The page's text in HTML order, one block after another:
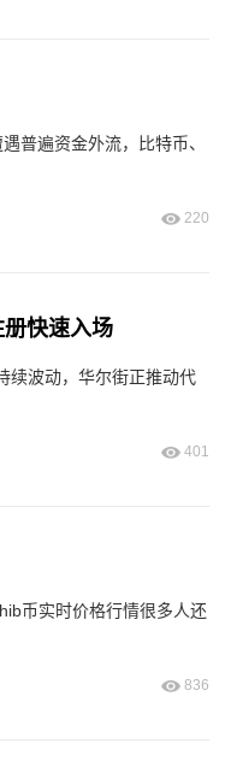
普遍资金外流，比特币、
220
快速入场
续波动，华尔街正推动代
401
币实时价格行情很多人还
836